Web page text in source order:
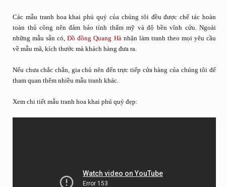
Các mẫu tranh hoa khai phú quý của chúng tôi đều được chế tác hoàn
toàn thủ công nên đảm bảo tính thẩm mỹ và độ bền vĩnh cửu. Ngoài
những mẫu sẵn có,Đồ đồng Quang Hànhận làm tranh theo mọi yêu cầu
về mẫu mã, kích thước mà khách hàng đưa ra.
Nếu chưa chắc chắn, gia chủ nên đến trực tiếp cửa hàng của chúng tôi để
tham quan thêm nhiều mẫu tranh khác.
Xem chi tiết mẫu tranh hoa khai phú quý đẹp: